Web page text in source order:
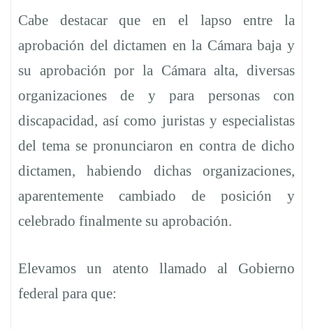
Cabe destacar que en el lapso entre la
aprobación del dictamen en la Cámara baja y
su aprobación por la Cámara alta, diversas
organizaciones de y para personas con
discapacidad, así como juristas y especialistas
del tema se pronunciaron en contra de dicho
dictamen, habiendo dichas organizaciones,
aparentemente cambiado de posición y
celebrado finalmente su aprobación.
Elevamos un atento llamado al Gobierno
federal para que: